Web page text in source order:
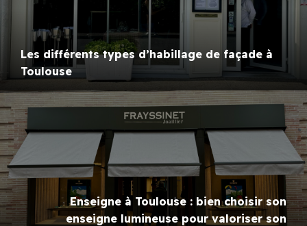
Les différents types d’habillage de façade à
Toulouse
Enseigne à Toulouse : bien choisir son
enseigne lumineuse pour valoriser son